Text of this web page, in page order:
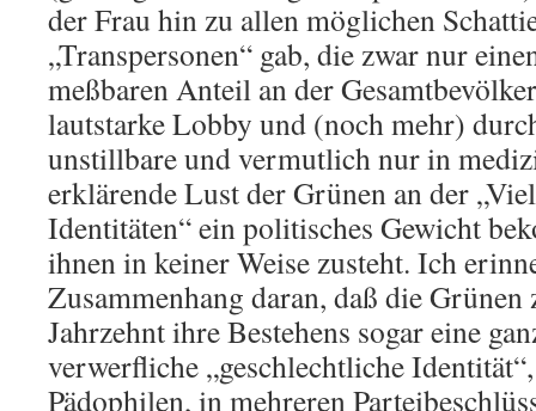
der Frau hin zu allen möglichen
„Transpersonen“ gab, die zwar nur
meßbaren Anteil an der
lautstarke Lobby und (noch mehr)
unstillbare und vermutlich nur in
erklärende Lust der Grünen an der
Identitäten“ ein politisches Gewicht
ihnen in keiner Weise zusteht. Ich
Zusammenhang daran, daß die
Jahrzehnt ihre Bestehens sogar eine
verwerfliche „geschlechtliche
Pädophilen, in mehreren